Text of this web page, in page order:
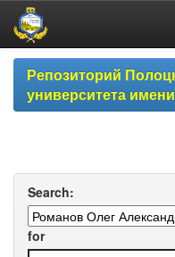
Skip
navigationРепозиторий
университета
Search:
for